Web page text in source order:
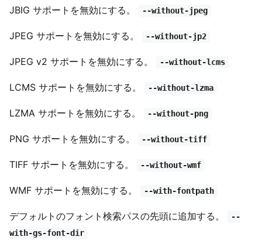
JBIG サポートを無効にする。 --without-jpeg
JPEG サポートを無効にする。 --without-jp2
JPEG v2 サポートを無効にする。 --without-lcms
LCMS サポートを無効にする。 --without-lzma
LZMA サポートを無効にする。 --without-png
PNG サポートを無効にする。 --without-tiff
TIFF サポートを無効にする。 --without-wmf
WMF サポートを無効にする。 --with-fontpath
デフォルトのフォント検索パスの先頭に追加する。
--
with-gs-font-dir